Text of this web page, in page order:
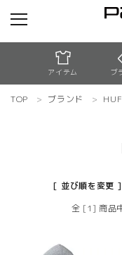
アイテム ブ
meeting_room ログイン
コンテンツ
TOP ブランド
[ 並び順を変更 ]
全 [1] 商品